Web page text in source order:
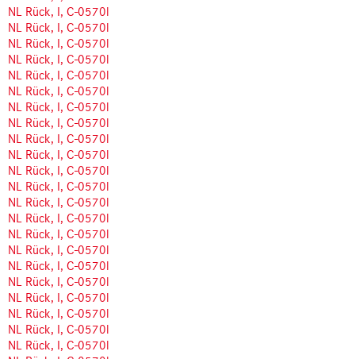
NL Rück, I, C-0570l
NL Rück, I, C-0570l
NL Rück, I, C-0570l
NL Rück, I, C-0570l
NL Rück, I, C-0570l
NL Rück, I, C-0570l
NL Rück, I, C-0570l
NL Rück, I, C-0570l
NL Rück, I, C-0570l
NL Rück, I, C-0570l
NL Rück, I, C-0570l
NL Rück, I, C-0570l
NL Rück, I, C-0570l
NL Rück, I, C-0570l
NL Rück, I, C-0570l
NL Rück, I, C-0570l
NL Rück, I, C-0570l
NL Rück, I, C-0570l
NL Rück, I, C-0570l
NL Rück, I, C-0570l
NL Rück, I, C-0570l
NL Rück, I, C-0570l